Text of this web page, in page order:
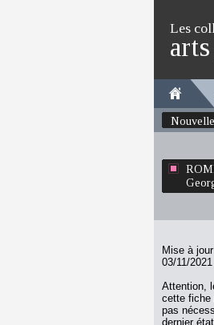
Les
Mise à
03/11/2021
Attention,
cette fiche
pas
dernier